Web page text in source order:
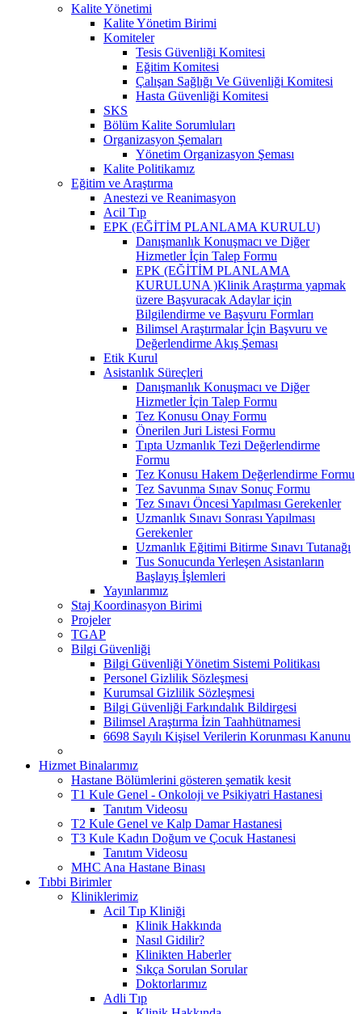
Kalite Yönetimi
Kalite Yönetim Birimi
Komiteler
Tesis Güvenliği Komitesi
Eğitim Komitesi
Çalışan Sağlığı Ve Güvenliği Komitesi
Hasta Güvenliği Komitesi
SKS
Bölüm Kalite Sorumluları
Organizasyon Şemaları
Yönetim Organizasyon Şeması
Kalite Politikamız
Eğitim ve Araştırma
Anestezi ve Reanimasyon
Acil Tıp
EPK (EĞİTİM PLANLAMA KURULU)
Danışmanlık Konuşmacı ve Diğer
Hizmetler İçin Talep Formu
EPK (EĞİTİM PLANLAMA
KURULUNA )Klinik Araştırma yapmak
üzere Başvuracak Adaylar için
Bilgilendirme ve Başvuru Formları
Bilimsel Araştırmalar İçin Başvuru ve
Değerlendirme Akış Şeması
Etik Kurul
Asistanlık Süreçleri
Danışmanlık Konuşmacı ve Diğer
Hizmetler İçin Talep Formu
Tez Konusu Onay Formu
Önerilen Juri Listesi Formu
Tıpta Uzmanlık Tezi Değerlendirme
Formu
Tez Konusu Hakem Değerlendirme Formu
Tez Savunma Sınav Sonuç Formu
Tez Sınavı Öncesi Yapılması Gerekenler
Uzmanlık Sınavı Sonrası Yapılması
Gerekenler
Uzmanlık Eğitimi Bitirme Sınavı Tutanağı
Tus Sonucunda Yerleşen Asistanların
Başlayış İşlemleri
Yayınlarımız
Staj Koordinasyon Birimi
Projeler
TGAP
Bilgi Güvenliği
Bilgi Güvenliği Yönetim Sistemi Politikası
Personel Gizlilik Sözleşmesi
Kurumsal Gizlilik Sözleşmesi
Bilgi Güvenliği Farkındalık Bildirgesi
Bilimsel Araştırma İzin Taahhütnamesi
6698 Sayılı Kişisel Verilerin Korunması Kanunu
Hizmet Binalarımız
Hastane Bölümlerini gösteren şematik kesit
T1 Kule Genel - Onkoloji ve Psikiyatri Hastanesi
Tanıtım Videosu
T2 Kule Genel ve Kalp Damar Hastanesi
T3 Kule Kadın Doğum ve Çocuk Hastanesi
Tanıtım Videosu
MHC Ana Hastane Binası
Tıbbi Birimler
Kliniklerimiz
Acil Tıp Kliniği
Klinik Hakkında
Nasıl Gidilir?
Klinikten Haberler
Sıkça Sorulan Sorular
Doktorlarımız
Adli Tıp